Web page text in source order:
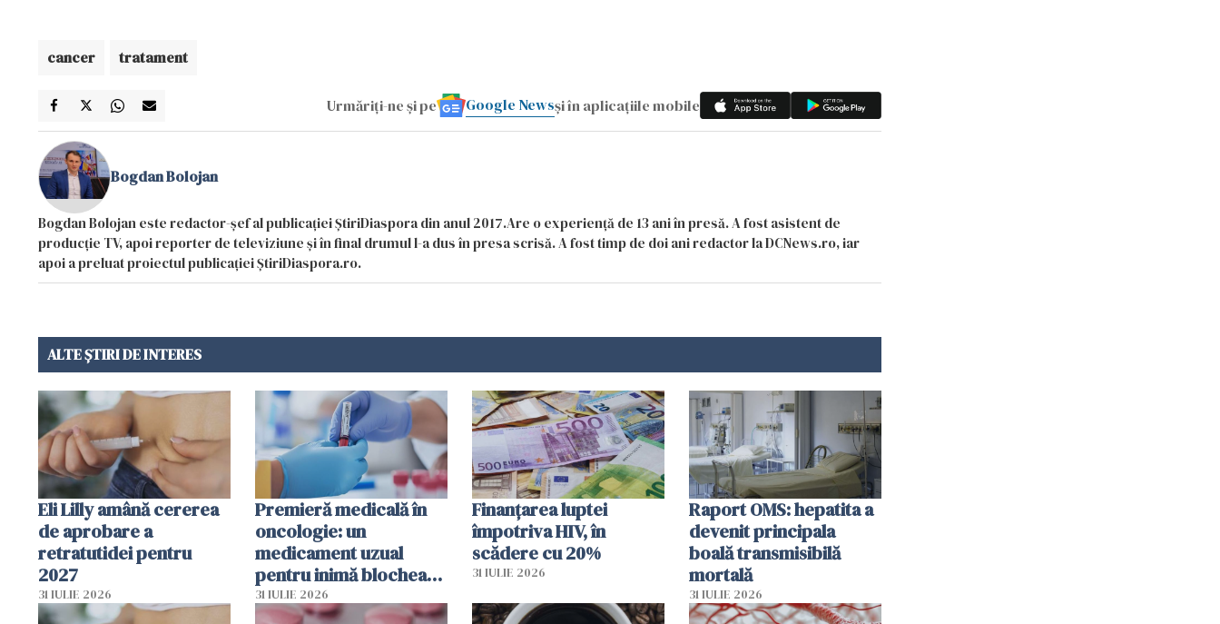
cancer tratament
Urmăriți-ne și pe Google Newsși în aplicațiile mobile
Bogdan Bolojan
Bogdan Bolojan este redactor-șef al publicației ȘtiriDiaspora din anul 2017.Are o experiență de 13 ani în presă. A fost asistent de
producție TV, apoi reporter de televiziune și în final drumul l-a dus în presa scrisă. A fost timp de doi ani redactor la DCNews.ro, iar
apoi a preluat proiectul publicației ȘtiriDiaspora.ro.
ALTE ȘTIRI DE INTERES
Eli Lilly amână cererea
de aprobare a
retratutidei pentru
2027
31 IULIE 2026
Premieră medicală în
oncologie: un
medicament uzual
pentru inimă blochează
dezvoltarea celulelor
canceroase.
31 IULIE 2026
Finanțarea luptei
împotriva HIV, în
scădere cu 20%
31 IULIE 2026
Raport OMS: hepatita a
devenit principala
boală transmisibilă
mortală
31 IULIE 2026